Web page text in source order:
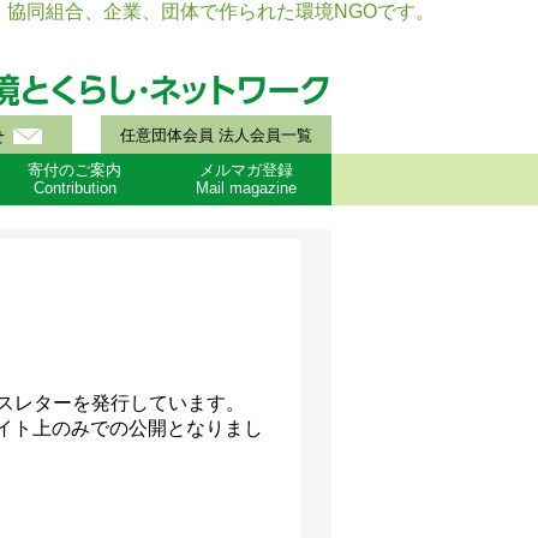
同組合、企業、団体で作られた環境NGOです。
任意団体会員 法人会員一覧
寄付のご案内
Contribution
メルマガ登録
Mail magazine
ターを発行しています。
ト上のみでの公開となりまし